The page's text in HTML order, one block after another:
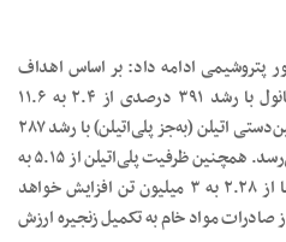
پتروشیمی ادامه داد: بر اساس اهداف
برنامه هفتم، زنجیره پایین‌ دستی متانول با رشد ۳۹۱ درصدی از ۲.۴ به ۱۱.۶
میلیون تن ارتقاء می‌یابد و زنجیره پایین‌دستی اتیلن (به‌جز پلی‌اتیلن) با رشد ۲۸۷
درصدی، از ۰.۱۸ به ۰.۷ میلیون تن می‌رسد. همچنین ظرفیت پلی‌اتیلن از ۵.۱۵ به
۸.۶ میلیون تن و ظرفیت آروماتیک‌ها از ۲.۲۸ به ۳ میلیون تن افزایش خواهد
صادرات مواد خام به تکمیل زنجیره ارزش